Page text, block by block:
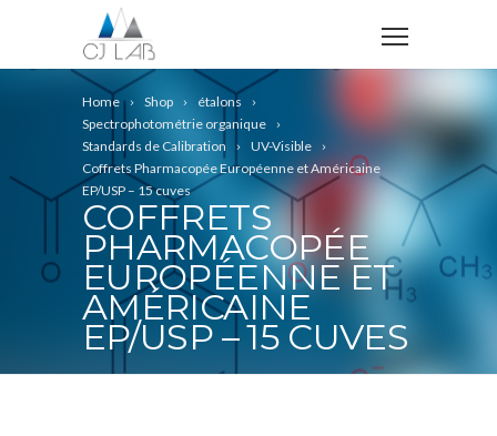
Home Shop
étalons
Spectrophotométrie organique
Standards de Calibration
UV-Visible
Coffrets Pharmacopée Européenne et Américaine
EP/USP – 15 cuves
COFFRETS
PHARMACOPÉE
EUROPÉENNE ET
AMÉRICAINE
EP/USP – 15 CUVES